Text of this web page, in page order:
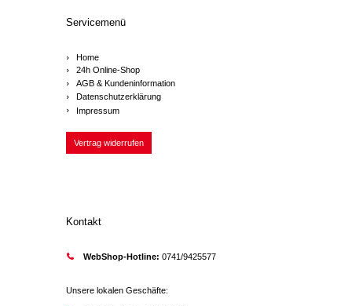
Servicemenü
Home
24h Online-Shop
AGB & Kundeninformation
Datenschutzerklärung
Impressum
Vertrag widerrufen
Kontakt
WebShop-Hotline: 0741/9425577
Unsere lokalen Geschäfte: